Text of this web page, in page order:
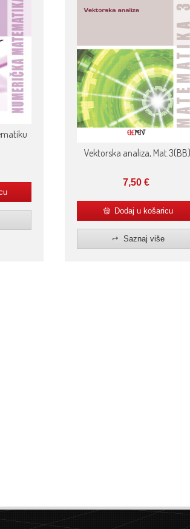
Vektorska analiza, Mat.3(BB)
7,50€
Dodaj u košaricu
Saznaj više